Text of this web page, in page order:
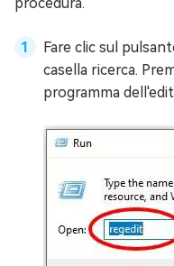
Fare clic sul
casella ricerca.
programma